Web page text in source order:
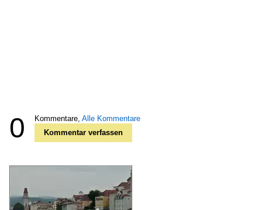
0 Kommentare, Alle Kommentare
Kommentar verfassen